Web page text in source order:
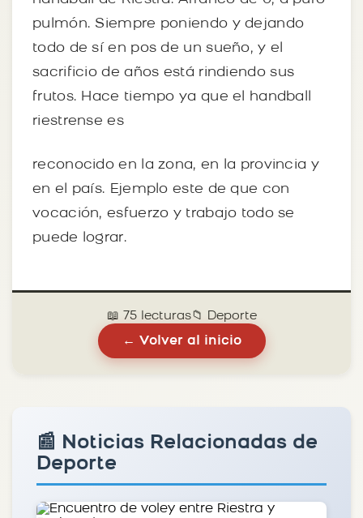
pulmón. Siempre poniendo y dejando
todo de sí en pos de un sueño, y el
sacrificio de años está rindiendo sus
frutos. Hace tiempo ya que el handball
riestrense es
reconocido en la zona, en la provincia y
en el país. Ejemplo este de que con
vocación, esfuerzo y trabajo todo se
puede lograr.
📖 75 lecturas📁 Deporte
← Volver al inicio
📰 Noticias Relacionadas de
Deporte